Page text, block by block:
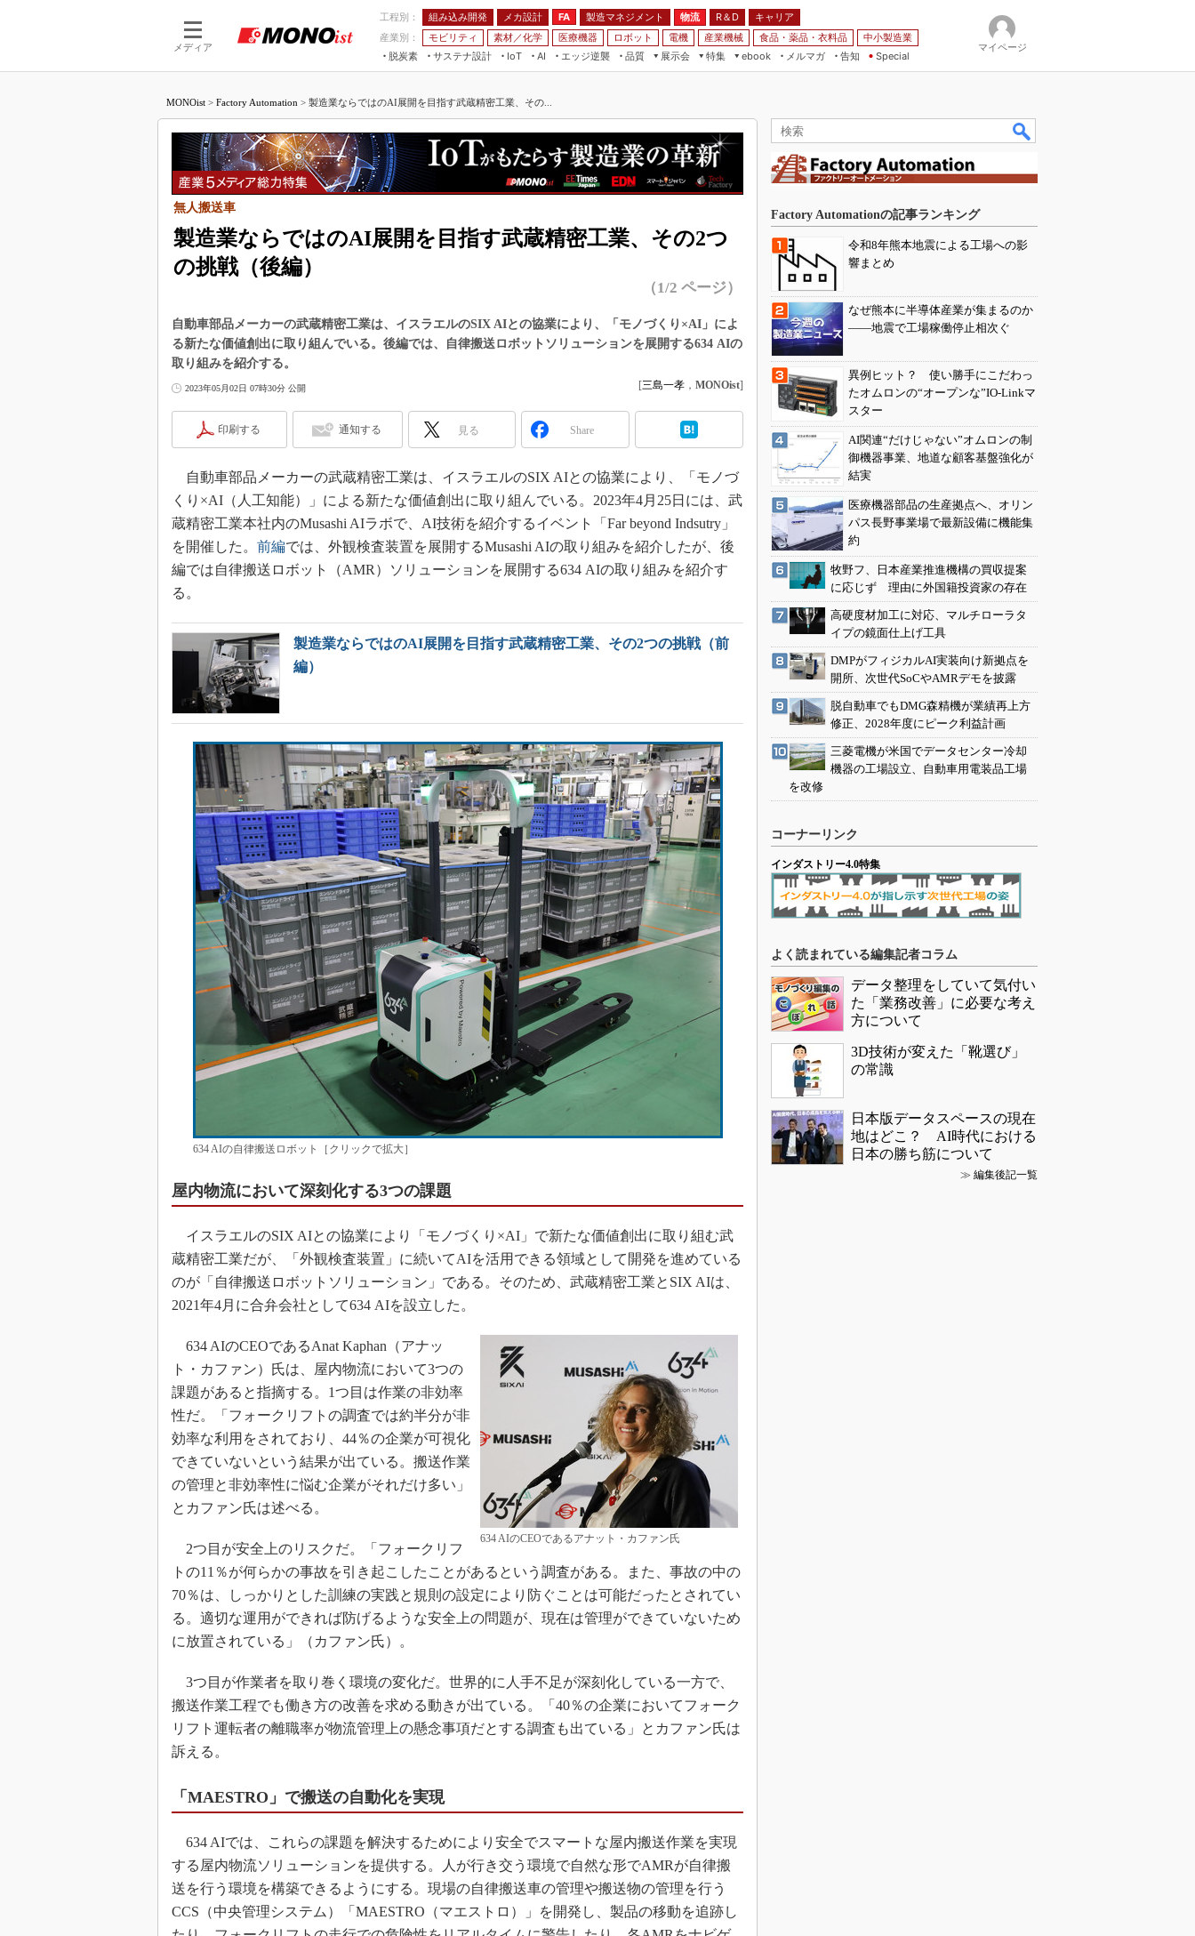
メディア
工程別： 組み込み開発 メカ設計 FA 製造マネジメント 物流 R＆D
キャリア
産業別：
モビリティ 素材／化学 医療機器 ロボット 電機 産業機械 食品・薬品・衣料品
中小製造業
脱炭素
サステナ設計
IoT
つながる工場
つながるサービス
AI
AI×設備保全
Physical AI
エッジ逆襲 品質
展示会
JIMTOF
組込み/エッジ コンピューティング
展＆IoT/5Gソリューション展
IIFES
国際ロボット展
ジャパンモビリティショー
TECHNO-FRONTIER
EdgeTech+
産業オープンネット展
特集
つながるクルマ
5G
VR／AR
フィールドサービス
組み込み画像技術
車載ソフト開発
ISO26262
デジタルツインとCAE
インダストリー4.0
製造業ビッグデータ
メイドインジャパン
知財マネジメント
海外生産
ebook
製造マネジメント
FA
モビリティ
メルマガ
告知 Special
マイページ
MONOist > Factory Automation > 製造業ならではのAI展開を目指す武蔵精密工業、その...
製造業ならではのAI展開を目指す武蔵精密工業、その2つ
の挑戦（後編）
無人搬送車
（1/2 ページ）
自動車部品メーカーの武蔵精密工業は、イスラエルのSIX AIとの協業により、「モノづくり×AI」によ
る新たな価値創出に取り組んでいる。後編では、自律搬送ロボットソリューションを展開する634 AIの
取り組みを紹介する。
2023年05月02日 07時30分 公開 [三島一孝 ， MONOist]
印刷する 通知する 見る Share
自動車部品メーカーの武蔵精密工業は、イスラエルのSIX AIとの協業により、「モノづ
くり×AI（人工知能）」による新たな価値創出に取り組んでいる。2023年4月25日には、武
蔵精密工業本社内のMusashi AIラボで、AI技術を紹介するイベント「Far beyond Indsutry」
を開催した。 前編では、外観検査装置を展開するMusashi AIの取り組みを紹介したが、後
編では自律搬送ロボット（AMR）ソリューションを展開する634 AIの取り組みを紹介す
る。
製造業ならではのAI展開を目指す武蔵精密工業、その2つの挑戦（前
編）
634 AIの自律搬送ロボット［クリックで拡大］
屋内物流において深刻化する3つの課題
イスラエルのSIX AIとの協業により「モノづくり×AI」で新たな価値創出に取り組む武
蔵精密工業だが、「外観検査装置」に続いてAIを活用できる領域として開発を進めている
のが「自律搬送ロボットソリューション」である。そのため、武蔵精密工業とSIX AIは、
2021年4月に合弁会社として634 AIを設立した。
634 AIのCEOであるアナット・カファン氏
634 AIのCEOであるAnat Kaphan（アナッ
ト・カファン）氏は、屋内物流において3つの
課題があると指摘する。1つ目は作業の非効率
性だ。「フォークリフトの調査では約半分が非
効率な利用をされており、44％の企業が可視化
できていないという結果が出ている。搬送作業
の管理と非効率性に悩む企業がそれだけ多い」
とカファン氏は述べる。
2つ目が安全上のリスクだ。「フォークリフ
トの11％が何らかの事故を引き起こしたことがあるという調査がある。また、事故の中の
70％は、しっかりとした訓練の実践と規則の設定により防ぐことは可能だったとされてい
る。適切な運用ができれば防げるような安全上の問題が、現在は管理ができていないため
に放置されている」（カファン氏）。
3つ目が作業者を取り巻く環境の変化だ。世界的に人手不足が深刻化している一方で、
搬送作業工程でも働き方の改善を求める動きが出ている。「40％の企業においてフォーク
リフト運転者の離職率が物流管理上の懸念事項だとする調査も出ている」とカファン氏は
訴える。
「MAESTRO」で搬送の自動化を実現
634 AIでは、これらの課題を解決するためにより安全でスマートな屋内搬送作業を実現
する屋内物流ソリューションを提供する。人が行き交う環境で自然な形でAMRが自律搬
送を行う環境を構築できるようにする。現場の自律搬送車の管理や搬送物の管理を行う
CCS（中央管理システム）「MAESTRO（マエストロ）」を開発し、製品の移動を追跡し
Factory Automationの記事ランキング
令和8年熊本地震による工場への影
響まとめ
なぜ熊本に半導体産業が集まるのか
――地震で工場稼働停止相次ぐ
異例ヒット？ 使い勝手にこだわっ
たオムロンの“オープンな”IO-Linkマ
スター
AI関連“だけじゃない”オムロンの制
御機器事業、地道な顧客基盤強化が
結実
医療機器部品の生産拠点へ、オリン
パス長野事業場で最新設備に機能集
約
牧野フ、日本産業推進機構の買収提案
に応じず 理由に外国籍投資家の存在
高硬度材加工に対応、マルチローラタ
イプの鏡面仕上げ工具
DMPがフィジカルAI実装向け新拠点を
開所、次世代SoCやAMRデモを披露
脱自動車でもDMG森精機が業績再上方
修正、2028年度にピーク利益計画
三菱電機が米国でデータセンター冷却
機器の工場設立、自動車用電装品工場
を改修
コーナーリンク
インダストリー4.0特集
よく読まれている編集記者コラム
データ整理をしていて気付い
た「業務改善」に必要な考え
方について
3D技術が変えた「靴選び」
の常識
日本版データスペースの現在
地はどこ？ AI時代における
日本の勝ち筋について
≫ 編集後記一覧